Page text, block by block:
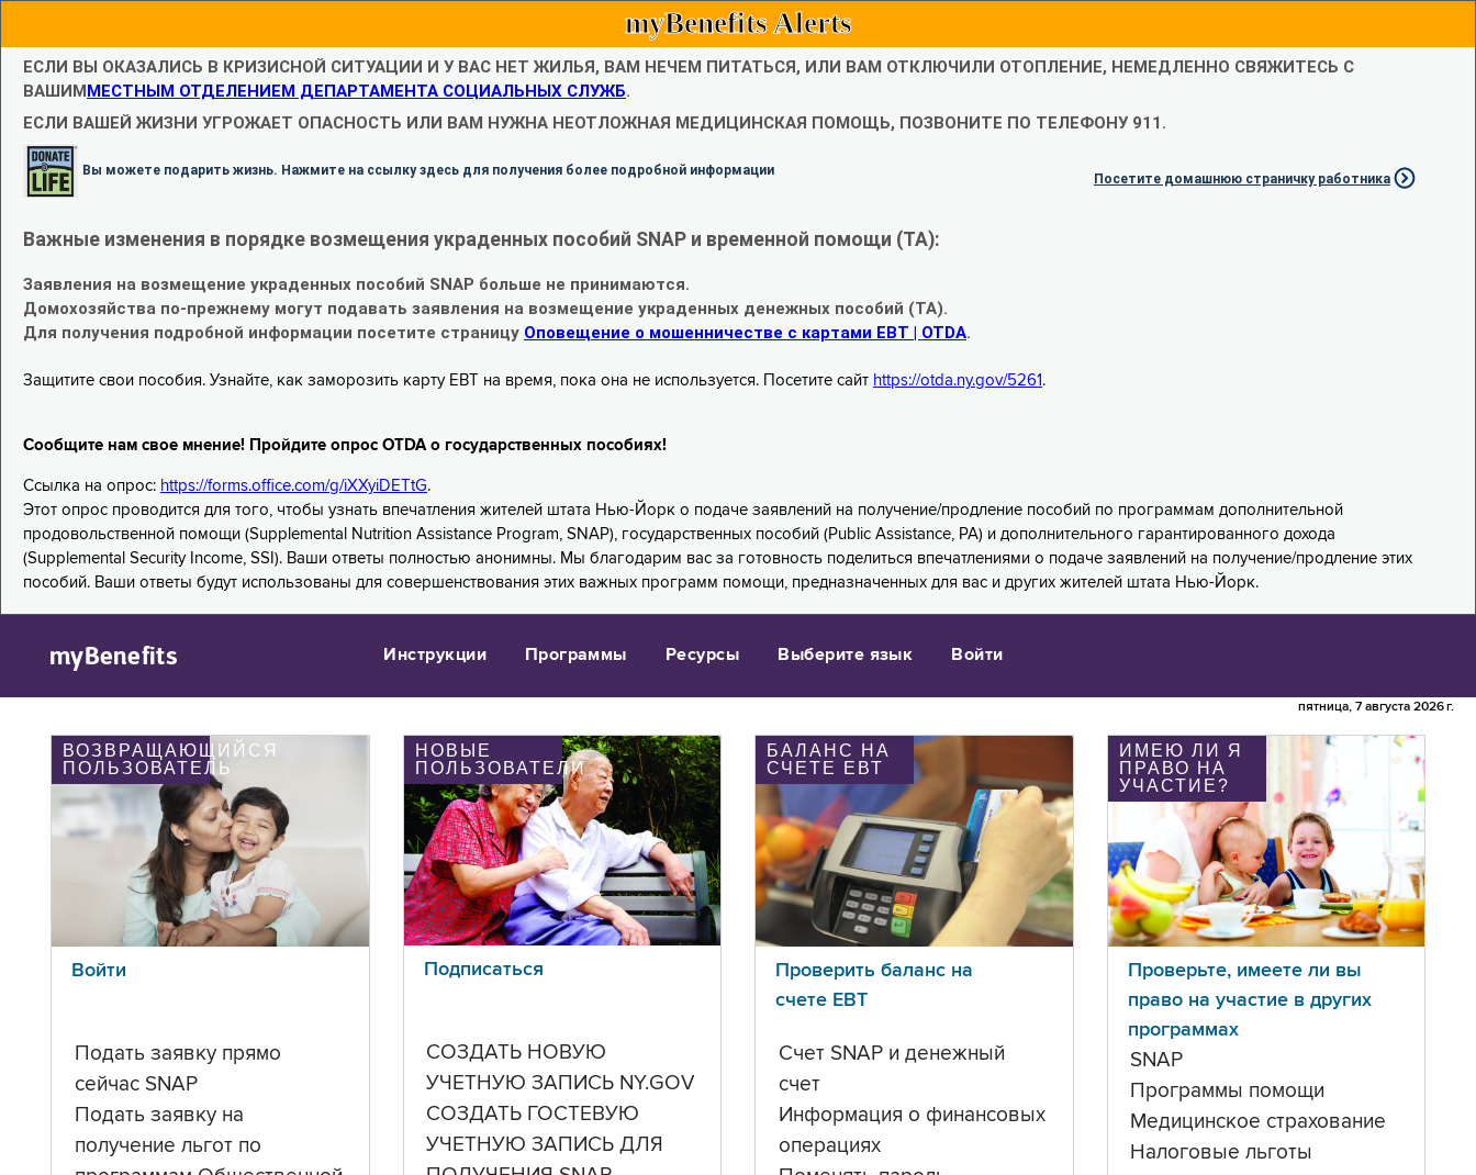
myBenefits Alerts
ЕСЛИ ВЫ ОКАЗАЛИСЬ В КРИЗИСНОЙ СИТУАЦИИ И У ВАС НЕТ ЖИЛЬЯ, ВАМ НЕЧЕМ ПИТАТЬСЯ, ИЛИ ВАМ ОТКЛЮЧИЛИ ОТОПЛЕНИЕ, НЕМЕДЛЕННО СВЯЖИТЕСЬ С
ВАШИММЕСТНЫМ ОТДЕЛЕНИЕМ ДЕПАРТАМЕНТА СОЦИАЛЬНЫХ СЛУЖБ.
ЕСЛИ ВАШЕЙ ЖИЗНИ УГРОЖАЕТ ОПАСНОСТЬ ИЛИ ВАМ НУЖНА НЕОТЛОЖНАЯ МЕДИЦИНСКАЯ ПОМОЩЬ, ПОЗВОНИТЕ ПО ТЕЛЕФОНУ 911.
Вы можете подарить жизнь. Нажмите на ссылку здесь для получения более подробной информации
Посетите домашнюю страничку работника
Важные изменения в порядке возмещения украденных пособий SNAP и временной помощи (TA):
Заявления на возмещение украденных пособий SNAP больше не принимаются.
Домохозяйства по-прежнему могут подавать заявления на возмещение украденных денежных пособий (TA).
Для получения подробной информации посетите страницу Оповещение о мошенничестве с картами EBT | OTDA.
Защитите свои пособия. Узнайте, как заморозить карту EBT на время, пока она не используется. Посетите сайт https://otda.ny.gov/5261 .
Сообщите нам свое мнение! Пройдите опрос OTDA о государственных пособиях!
Ссылка на опрос: https://forms.office.com/g/iXXyiDETtG.
Этот опрос проводится для того, чтобы узнать впечатления жителей штата Нью-Йорк о подаче заявлений на получение/продление пособий по программам дополнительной
продовольственной помощи (Supplemental Nutrition Assistance Program, SNAP), государственных пособий (Public Assistance, PA) и дополнительного гарантированного дохода
(Supplemental Security Income, SSI). Ваши ответы полностью анонимны. Мы благодарим вас за готовность поделиться впечатлениями о подаче заявлений на получение/продление этих
пособий. Ваши ответы будут использованы для совершенствования этих важных программ помощи, предназначенных для вас и других жителей штата Нью-Йорк.
myBenefits Инструкции Программы Ресурсы Выберите язык Войти
пятница, 7 августа 2026 г.
ВОЗВРАЩАЮЩИЙСЯ
ПОЛЬЗОВАТЕЛЬ
Войти
Подать заявку прямо
сейчас SNAP
Подать заявку на
получение льгот по
НОВЫЕ
ПОЛЬЗОВАТЕЛИ
Подписаться
СОЗДАТЬ НОВУЮ
УЧЕТНУЮ ЗАПИСЬ NY.GOV
СОЗДАТЬ ГОСТЕВУЮ
УЧЕТНУЮ ЗАПИСЬ ДЛЯ
БАЛАНС НА
СЧЕТЕ ЕВТ
Проверить баланс на
счете ЕВТ
Счет SNAP и денежный
счет
Информация о финансовых
операциях
ИМЕЮ ЛИ Я
ПРАВО НА
УЧАСТИЕ?
Проверьте, имеете ли вы
право на участие в других
программах
SNAP
Программы помощи
Медицинское страхование
Налоговые льготы